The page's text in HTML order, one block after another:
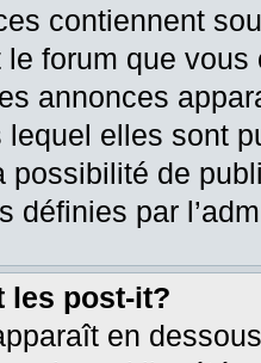
contiennent
le forum que
annonces
lequel elles sont
possibilité de
définies par
les post-it?
en